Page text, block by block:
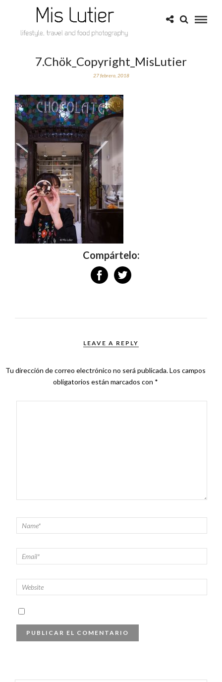
7.Chök_Copyright_MisLutier
27 febrero, 2018
Compártelo:
LEAVE A REPLY
Tu dirección de correo electrónico no será publicada.Los campos
obligatorios están marcados con *